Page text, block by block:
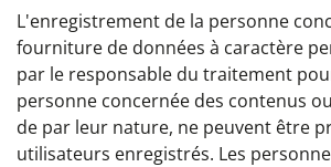
L'enregistrement de la personne
fourniture de données à caractère
par le responsable du traitement
personne concernée des contenus
de par leur nature, ne peuvent être
utilisateurs enregistrés. Les